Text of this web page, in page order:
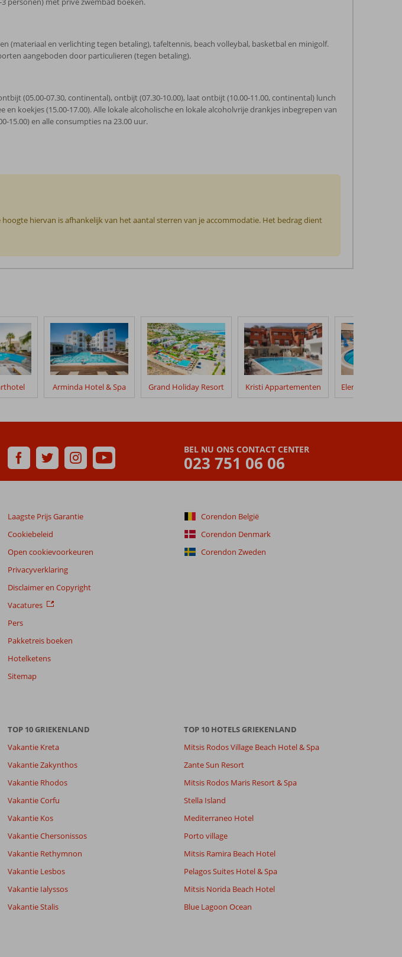
(materiaal en verlichting tegen betaling), tafeltennis, beach volleybal, basketbal en minigolf.
aangeboden door particulieren (tegen betaling).
(05.00-07.30, continental), ontbijt (07.30-10.00), laat ontbijt (10.00-11.00, continental) lunch
koekjes (15.00-17.00). Alle lokale alcoholische en lokale alcoholvrije drankjes inbegrepen van
15.00) en alle consumpties na 23.00 uur.
hiervan is afhankelijk van het aantal sterren van je accommodatie. Het bedrag dient
Arminda Hotel & Spa Grand Holiday Resort Kristi Appartementen
BEL NU ONS CONTACT CENTER
023 751 06 06
Laagste Prijs Garantie
Cookiebeleid
Open cookievoorkeuren
Privacyverklaring
Disclaimer en Copyright
Vacatures
Pers
Pakketreis boeken
Hotelketens
Sitemap
Corendon België
Corendon Denmark
Corendon Zweden
TOP 10 GRIEKENLAND
Vakantie Kreta
Vakantie Zakynthos
Vakantie Rhodos
Vakantie Corfu
Vakantie Kos
Vakantie Chersonissos
Vakantie Rethymnon
Vakantie Lesbos
Vakantie Ialyssos
Vakantie Stalis
TOP 10 HOTELS GRIEKENLAND
Mitsis Rodos Village Beach Hotel & Spa
Zante Sun Resort
Mitsis Rodos Maris Resort & Spa
Stella Island
Mediterraneo Hotel
Porto village
Mitsis Ramira Beach Hotel
Pelagos Suites Hotel & Spa
Mitsis Norida Beach Hotel
Blue Lagoon Ocean